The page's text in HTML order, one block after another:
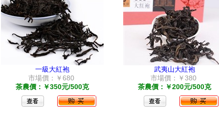
一級大紅袍
市場價：￥680
茶農價：￥350元/500克
武夷山大紅袍
市場價：￥380
茶農價：￥200元/500克